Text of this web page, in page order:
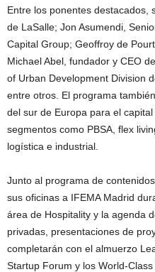
Entre los ponentes destacados,
de LaSalle; Jon Asumendi,
Capital Group; Geoffroy de
Michael Abel, fundador y CEO
of Urban Development Division
entre otros. El programa
del sur de Europa para el
segmentos como PBSA, flex
logística e industrial.
Junto al programa de
sus oficinas a IFEMA Madrid
área de Hospitality y la agenda
privadas, presentaciones de
completarán con el almuerzo
Startup Forum y los World-Class